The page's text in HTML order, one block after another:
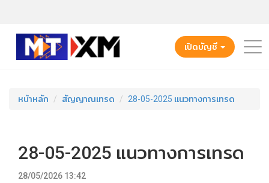
เปิดบัญชี
หน้าหลัก สัญญาณเทรด 28-05-2025 แนวทางการเทรด
28-05-2025 แนวทางการเทรด
28/05/2026 13:42